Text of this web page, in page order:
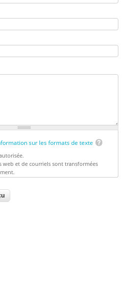
sur les formats de texte
web et de courriels sont transformées